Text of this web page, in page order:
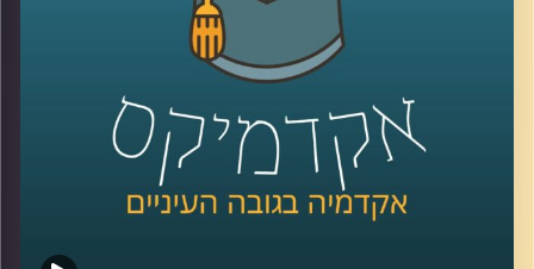
בתכנית הזאת התארח ד"ר אסף פורת מבית הספר הארי רדזינר
למשפטים מרצה הקורס משפט וקולנוע לדבר על היחסים בין
המשפט לקולנוע (ובכלל לבין המשפט והתרבות), הפער בין
האמת המשפטית לאמת הקולנועית, איך ההליך המשפטי נראה
על המסך הגדול והקטן, וכיצד יצירות טלוויזיוניות וקולנועיות
יכולות להשפיע על מערכת הצדק.